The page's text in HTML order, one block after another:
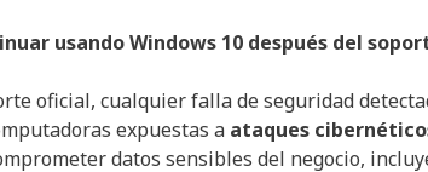
usando Windows 10 después del
oficial, cualquier falla de seguridad
expuestas a ataques
datos sensibles del negocio,